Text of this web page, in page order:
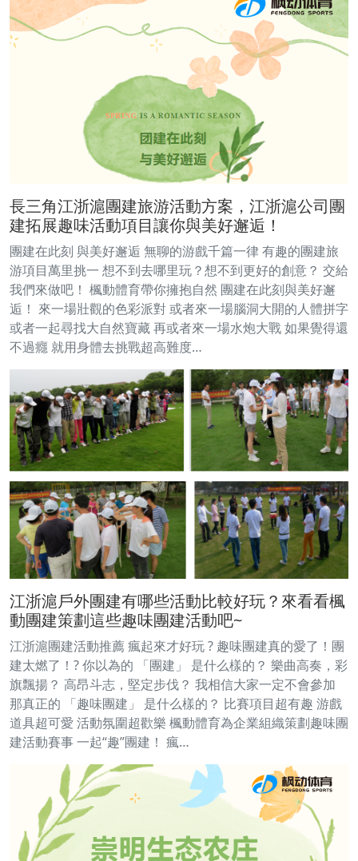
長三角江浙滬團建旅游活動方案，江浙滬公司團
建拓展趣味活動項目讓你與美好邂逅！
團建在此刻 與美好邂逅 無聊的游戲千篇一律 有趣的團建旅
游項目萬里挑一 想不到去哪里玩？想不到更好的創意？ 交給
我們來做吧！ 楓動體育帶你擁抱自然 團建在此刻與美好邂
逅！ 來一場壯觀的色彩派對 或者來一場腦洞大開的人體拼字
或者一起尋找大自然寶藏 再或者來一場水炮大戰 如果覺得還
不過癮 就用身體去挑戰超高難度…
江浙滬戶外團建有哪些活動比較好玩？來看看楓
動團建策劃這些趣味團建活動吧~
江浙滬團建活動推薦 瘋起來才好玩 ? 趣味團建真的愛了！團
建太燃了！? 你以為的 「團建」 是什么樣的？ 樂曲高奏，彩
旗飄揚？ 高昂斗志，堅定步伐？ 我相信大家一定不會參加
那真正的 「趣味團建」 是什么樣的？ 比賽項目超有趣 游戲
道具超可愛 活動氛圍超歡樂 楓動體育為企業組織策劃趣味團
建活動賽事 一起“趣”團建！ 瘋…